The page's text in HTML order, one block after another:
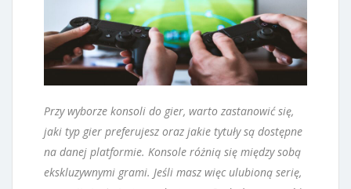
Przy wyborze konsoli do gier, warto zastanowić się,
jaki typ gier preferujesz oraz jakie tytuły są dostępne
na danej platformie. Konsole różnią się między sobą
ekskluzywnymi grami. Jeśli masz więc ulubioną serię,